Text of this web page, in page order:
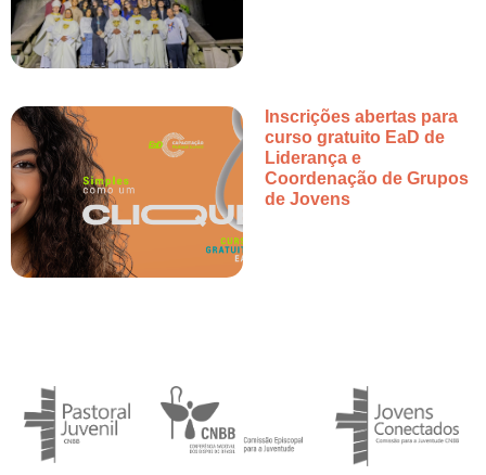
Inscrições abertas para
curso gratuito EaD de
Liderança e
Coordenação de Grupos
de Jovens